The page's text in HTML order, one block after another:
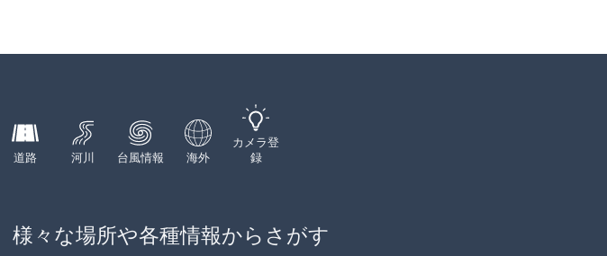
道路 河川 台風情報 海外
カメラ登
録
様々な場所や各種情報からさがす